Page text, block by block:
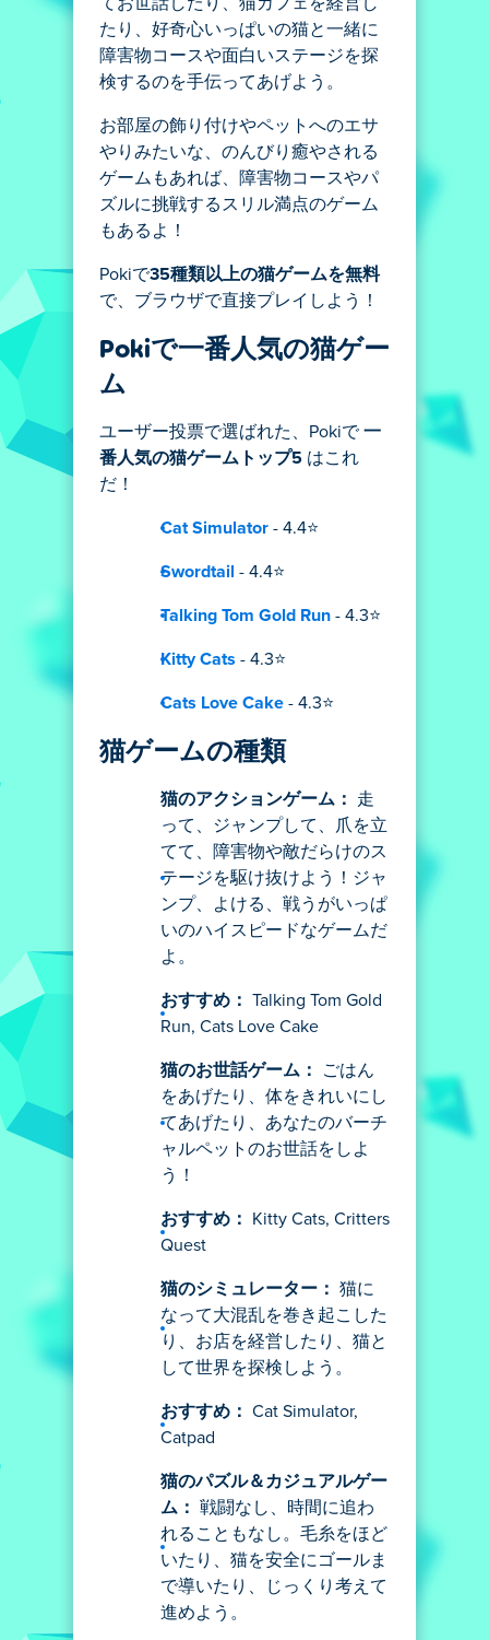
たり、好奇心いっぱいの猫と一緒に
障害物コースや面白いステージを探
検するのを手伝ってあげよう。
お部屋の飾り付けやペットへのエサ
やりみたいな、のんびり癒やされる
ゲームもあれば、障害物コースやパ
ズルに挑戦するスリル満点のゲーム
もあるよ！
Pokiで35種類以上の猫ゲームを無料
で、ブラウザで直接プレイしよう！
Pokiで一番人気の猫ゲー
ム
ユーザー投票で選ばれた、Pokiで一
番人気の猫ゲームトップ5 はこれ
だ！
Cat Simulator - 4.4⭐
Swordtail - 4.4⭐
Talking Tom Gold Run - 4.3⭐
Kitty Cats - 4.3⭐
Cats Love Cake - 4.3⭐
猫ゲームの種類
猫のアクションゲーム：
走
って、ジャンプして、爪を立
てて、障害物や敵だらけのス
テージを駆け抜けよう！ジャ
ンプ、よける、戦うがいっぱ
いのハイスピードなゲームだ
よ。
おすすめ：
Talking Tom Gold
Run, Cats Love Cake
猫のお世話ゲーム：
ごはん
をあげたり、体をきれいにし
てあげたり、あなたのバーチ
ャルペットのお世話をしよ
う！
おすすめ：
Kitty Cats, Critters
Quest
猫のシミュレーター：
猫に
なって大混乱を巻き起こした
り、お店を経営したり、猫と
して世界を探検しよう。
おすすめ：
Cat Simulator,
Catpad
猫のパズル＆カジュアルゲー
ム：
戦闘なし、時間に追わ
れることもなし。毛糸をほど
いたり、猫を安全にゴールま
で導いたり、じっくり考えて
進めよう。